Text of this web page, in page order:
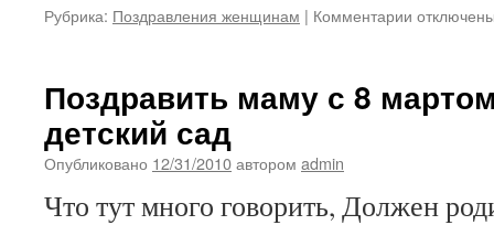
Рубрика: Поздравления женщинам | Комментарии к
с
Поздравить маму с 8
детский сад
Опубликовано 12/31/2010автором admin
Что тут много говорить, Должен